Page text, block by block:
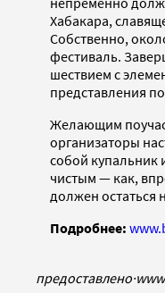
Хабакара,
Собственно,
фестиваль.
шествием с
представления
Желающим
организаторы
собой купальник
чистым — как,
должен остаться
Подробнее:
предоставлено·